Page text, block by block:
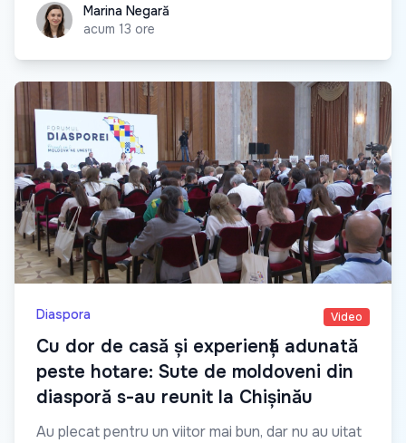
Marina Negară
Marina Negară
acum 13 ore
Diaspora Video
Cu dor de casă și experiență adunată
peste hotare: Sute de moldoveni din
diasporă s-au reunit la Chișinău
Au plecat pentru un viitor mai bun, dar nu au uitat